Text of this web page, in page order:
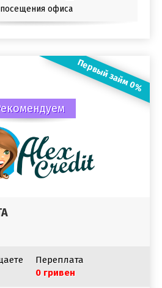
офиса
Переплата
0 гривен
Первый займ 0%